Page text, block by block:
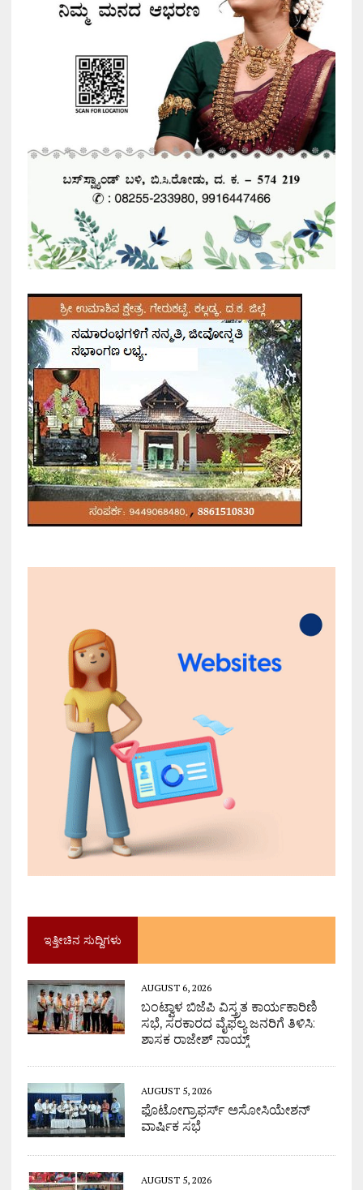
ಇತ್ತೀಚಿನ ಸುದ್ದಿಗಳು
AUGUST 6, 2026
ಬಂಟ್ವಾಳ ಬಿಜೆಪಿ ವಿಸ್ತ್ರತ ಕಾರ್ಯಕಾರಿಣಿ
ಸಭೆ, ಸರಕಾರದ ವೈಫಲ್ಯ ಜನರಿಗೆ ತಿಳಿಸಿ:
ಶಾಸಕ ರಾಜೇಶ್ ನಾಯ್ಕ್
AUGUST 5, 2026
ಫೊಟೋಗ್ರಾಫರ್ಸ್ ಅಸೋಸಿಯೇಶನ್
ವಾರ್ಷಿಕ ಸಭೆ
AUGUST 5, 2026